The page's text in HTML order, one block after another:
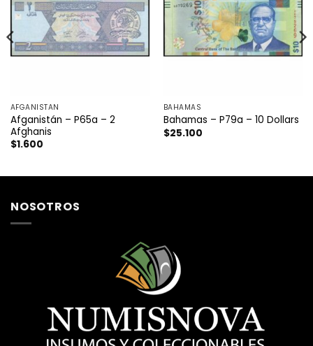
AFGANISTAN
Afganistán – P65a – 2
Afghanis
$1.600
BAHAMAS
Bahamas – P79a – 10 Dollars
$25.100
NOSOTROS